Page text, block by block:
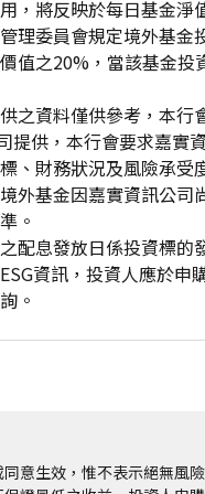
，將反映於每日基金淨
理委員會規定境外基
值之20%，當該基金
之資料僅供參考，本
提供，本行會要求嘉實
、財務狀況及風險承
外基金因嘉實資訊公
。
配息發放日係投資標
資訊，投資人應於
。
意生效，惟不表示絕無風